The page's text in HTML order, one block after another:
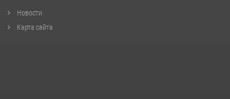
Новости
Карта сайта